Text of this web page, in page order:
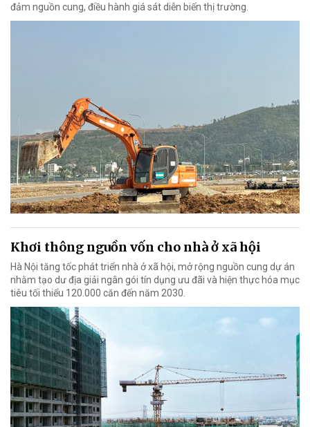
đảm nguồn cung, điều hành giá sát diễn biến thị trường.
Khơi thông nguồn vốn cho nhà ở xã hội
Hà Nội tăng tốc phát triển nhà ở xã hội, mở rộng nguồn cung dự án
nhằm tạo dư địa giải ngân gói tín dụng ưu đãi và hiện thực hóa mục
tiêu tối thiểu 120.000 căn đến năm 2030.